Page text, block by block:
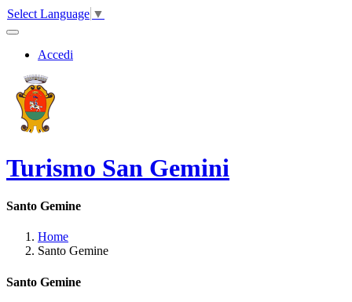
Select Language ▼
Accedi
Turismo San Gemini
Santo Gemine
Home
Santo Gemine
Santo Gemine